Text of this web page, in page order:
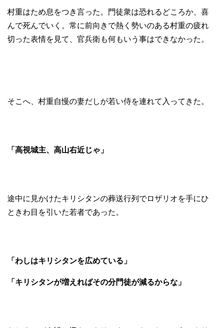
村重はため息をつき言った。門徒衆は恐れるどころか、喜
んで死んでいく。常に前向きで熱く勢いのある村重の疲れ
切った表情を見て、官兵衛も何もいう事はできなかった。
そこへ、村重自慢の妻だしが若い侍を連れて入ってきた。
「高視城主、高山右近じゃ」
途中に見かけたキリシタンの葬送行列でロザリオを手にひ
ときわ目を引いた若者であった。
「わしはキリシタンを広めている」
「キリシタンが増えればその分門徒が減るからな」